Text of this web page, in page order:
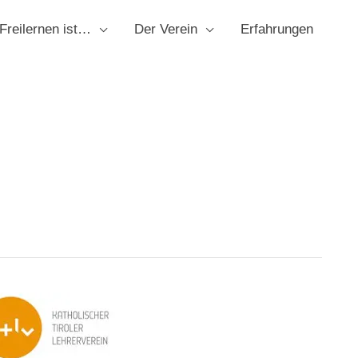
Freilernen ist… Der Verein Erfahrungen